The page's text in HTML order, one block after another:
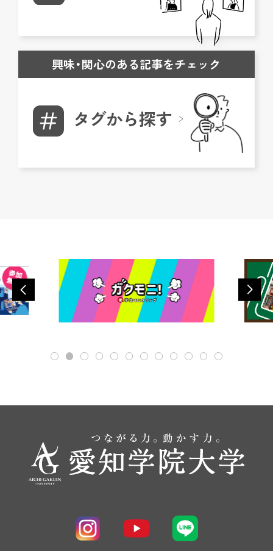
興味・関心のある記事をチェック
タグから探す